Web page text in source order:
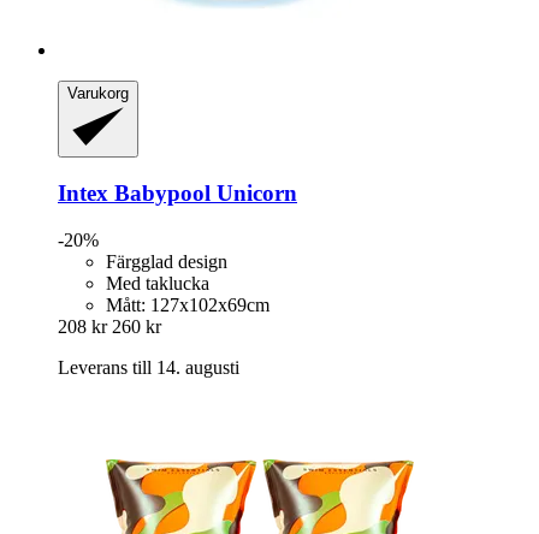
Varukorg
Intex Babypool Unicorn
-20%
Färgglad design
Med taklucka
Mått: 127x102x69cm
208 kr 260 kr
Leverans till 14. augusti